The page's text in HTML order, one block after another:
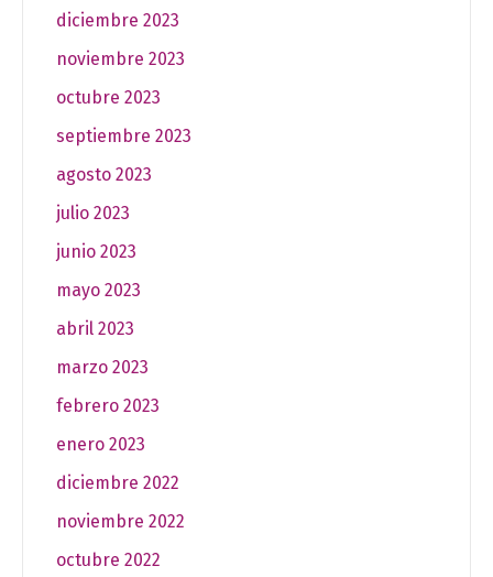
diciembre 2023
noviembre 2023
octubre 2023
septiembre 2023
agosto 2023
julio 2023
junio 2023
mayo 2023
abril 2023
marzo 2023
febrero 2023
enero 2023
diciembre 2022
noviembre 2022
octubre 2022